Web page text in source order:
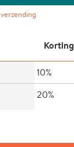
verzending
Korting
10%
20%